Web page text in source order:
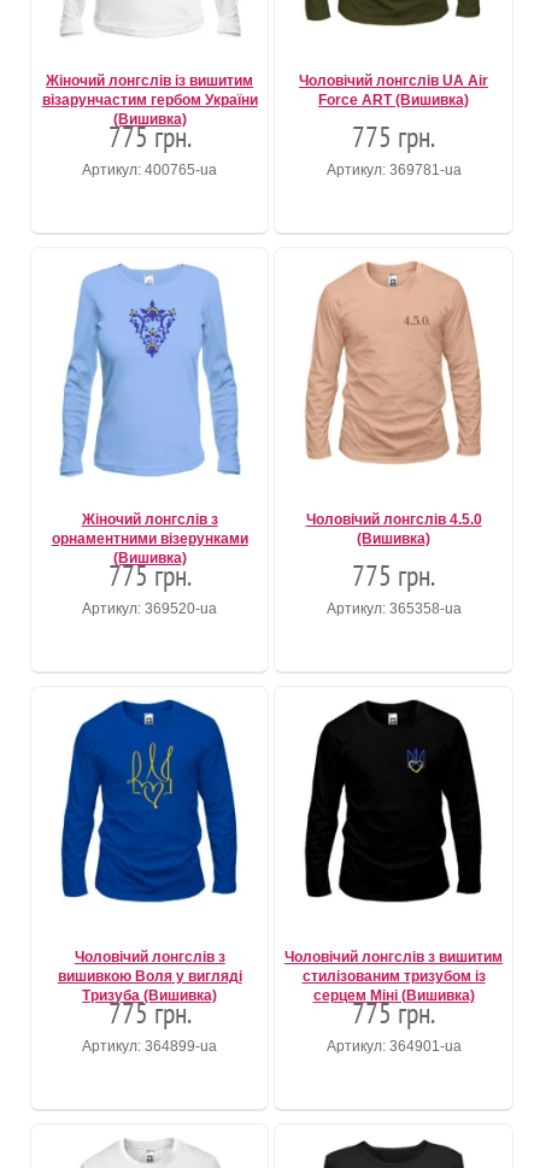
Жіночий лонгслів із вишитим
візарунчастим гербом України
(Вишивка)
775 грн.
Артикул: 400765-ua
Чоловічий лонгслів UA Air
Force ART (Вишивка)
775 грн.
Артикул: 369781-ua
Жіночий лонгслів з
орнаментними візерунками
(Вишивка)
775 грн.
Артикул: 369520-ua
Чоловічий лонгслів 4.5.0
(Вишивка)
775 грн.
Артикул: 365358-ua
Чоловічий лонгслів з
вишивкою Воля у вигляді
Тризуба (Вишивка)
775 грн.
Артикул: 364899-ua
Чоловічий лонгслів з вишитим
стилізованим тризубом із
серцем Міні (Вишивка)
775 грн.
Артикул: 364901-ua